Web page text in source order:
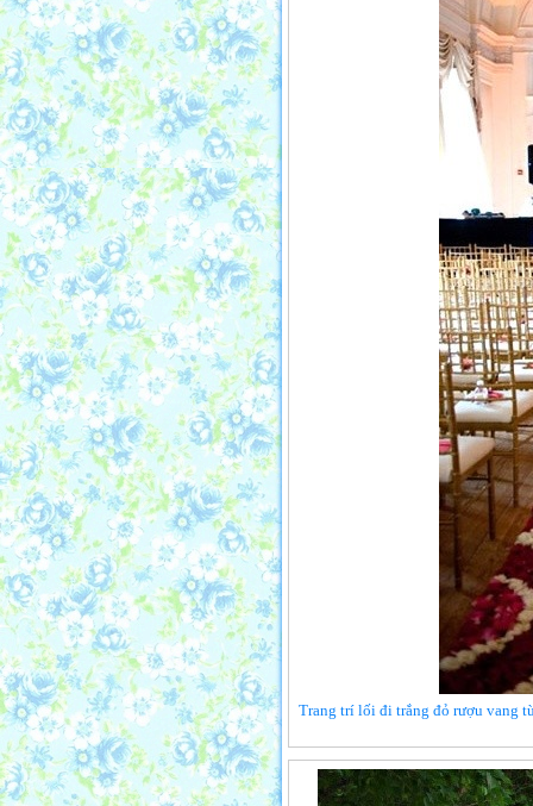
Trang trí lối đi trắng đỏ rượu vang